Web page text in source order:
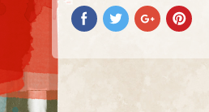
Partager
avec
Partager
avec
Partager
avec
Partager
avec